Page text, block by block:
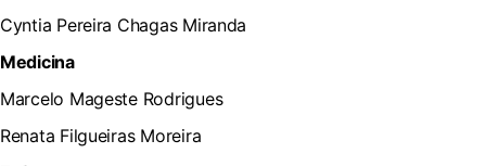
Cyntia Pereira Chagas Miranda
Medicina
Marcelo Mageste Rodrigues
Renata Filgueiras Moreira